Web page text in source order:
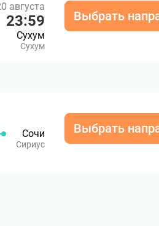
августа
23:59
Сухум
Сухум
Выбрать
Сочи
Сириус
Выбрать